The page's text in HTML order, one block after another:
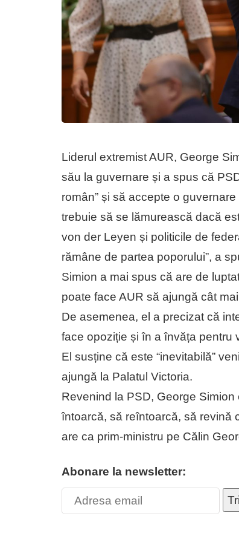
Liderul extremist AUR, George
său la guvernare și a spus că
român” și să accepte o
trebuie să se lămurească dacă
von der Leyen și politicile de
rămâne de partea poporului”, a
Simion a mai spus că are de
poate face AUR să ajungă cât
De asemenea, el a precizat că
face opoziție și în a învăța pentru
El susține că este “inevitabilă”
ajungă la Palatul Victoria.
Revenind la PSD, George
întoarcă, să reîntoarcă, să revină
are ca prim-ministru pe Călin
Abonare la newsletter: